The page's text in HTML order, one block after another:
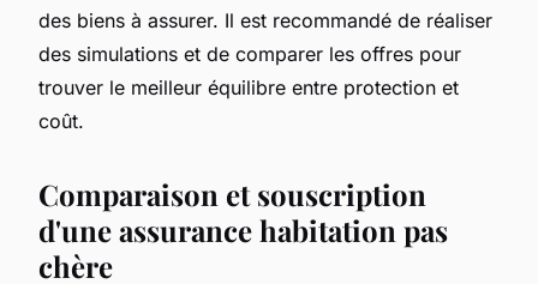
des biens à assurer. Il est recommandé de réaliser
des simulations et de comparer les offres pour
trouver le meilleur équilibre entre protection et
coût.
Comparaison et souscription
d'une assurance habitation pas
chère